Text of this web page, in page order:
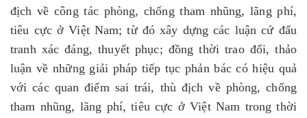
địch về công tác phòng, chốngtham nhũng, lãng phí,
tiêu cực ở Việt Nam; từ đó xây dựng các luận cứ đấu
tranh xác đáng, thuyết phục; đồng thời trao đổi, thảo
luận về những giải pháp tiếp tục phản bác có hiệu quả
với các quan điểm sai trái, thù địch về phòng, chống
tham nhũng, lãng phí, tiêu cực ở Việt Nam trong thời